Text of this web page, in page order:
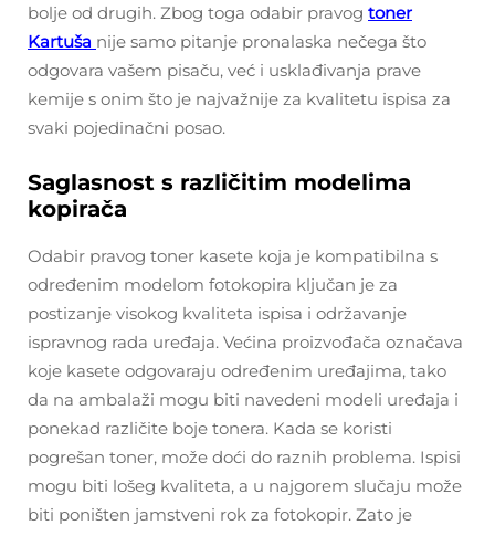
bolje od drugih. Zbog toga odabir pravog toner
Kartuša nije samo pitanje pronalaska nečega što
odgovara vašem pisaču, već i usklađivanja prave
kemije s onim što je najvažnije za kvalitetu ispisa za
svaki pojedinačni posao.
Saglasnost s različitim modelima
kopirača
Odabir pravog toner kasete koja je kompatibilna s
određenim modelom fotokopira ključan je za
postizanje visokog kvaliteta ispisa i održavanje
ispravnog rada uređaja. Većina proizvođača označava
koje kasete odgovaraju određenim uređajima, tako
da na ambalaži mogu biti navedeni modeli uređaja i
ponekad različite boje tonera. Kada se koristi
pogrešan toner, može doći do raznih problema. Ispisi
mogu biti lošeg kvaliteta, a u najgorem slučaju može
biti poništen jamstveni rok za fotokopir. Zato je